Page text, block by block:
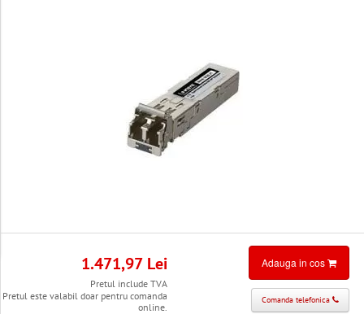
1.471,97 Lei
Pretul include TVA
Pretul este valabil doar pentru comanda
online.
Adauga in cos
Comanda telefonica